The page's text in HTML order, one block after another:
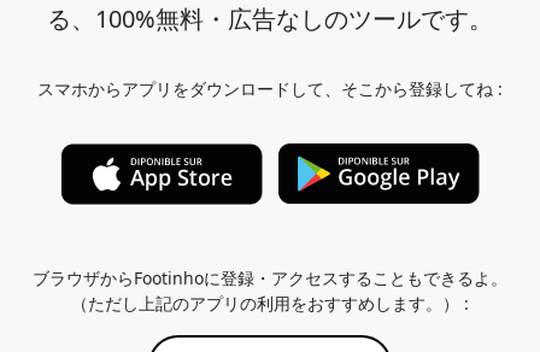
る、100%無料・広告なしのツールです。
スマホからアプリをダウンロードして、そこから登録してね :
ブラウザからFootinhoに登録・アクセスすることもできるよ。
（ただし上記のアプリの利用をおすすめします。） :